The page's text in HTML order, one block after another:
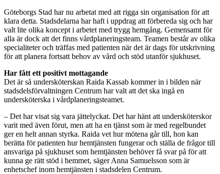
Göteborgs Stad har nu arbetat med att rigga sin organisation för att
klara detta. Stadsdelarna har haft i uppdrag att förbereda sig och har
valt lite olika koncept i arbetet med trygg hemgång. Gemensamt för
alla är dock att det finns vårdplaneringsteam. Teamen består av olika
specialiteter och träffas med patienten när det är dags för utskrivning
för att planera fortsatt behov av vård och stöd utanför sjukhuset.
Har fått ett positivt mottagande
Det är så undersköterskan Raida Kassab kommer in i bilden när
stadsdelsförvaltningen Centrum har valt att det ska ingå en
undersköterska i vårdplaneringsteamet.
– Det har visat sig vara jättelyckat. Det har hänt att undersköterskor
varit med även förut, men att ha en tjänst som är med regelbundet
ger en helt annan styrka. Raida vet hur mötena går till, hon kan
berätta för patienten hur hemtjänsten fungerar och ställa de frågor till
ansvariga på sjukhuset som hemtjänsten behöver få svar på för att
kunna ge rätt stöd i hemmet, säger Anna Samuelsson som är
enhetschef inom hemtjänsten i stadsdelen Centrum.